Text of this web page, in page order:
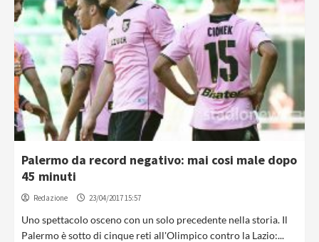
Palermo da record negativo: mai cosi male dopo
45 minuti
Redazione 23/04/2017 15:57
Uno spettacolo osceno con un solo precedente nella storia. Il
Palermo è sotto di cinque reti all'Olimpico contro la Lazio:...